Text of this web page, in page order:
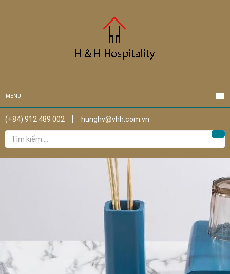
MENU
(+84) 912 489 002
hunghv@vhh.com.vn
Tìm
kiếm
cho: